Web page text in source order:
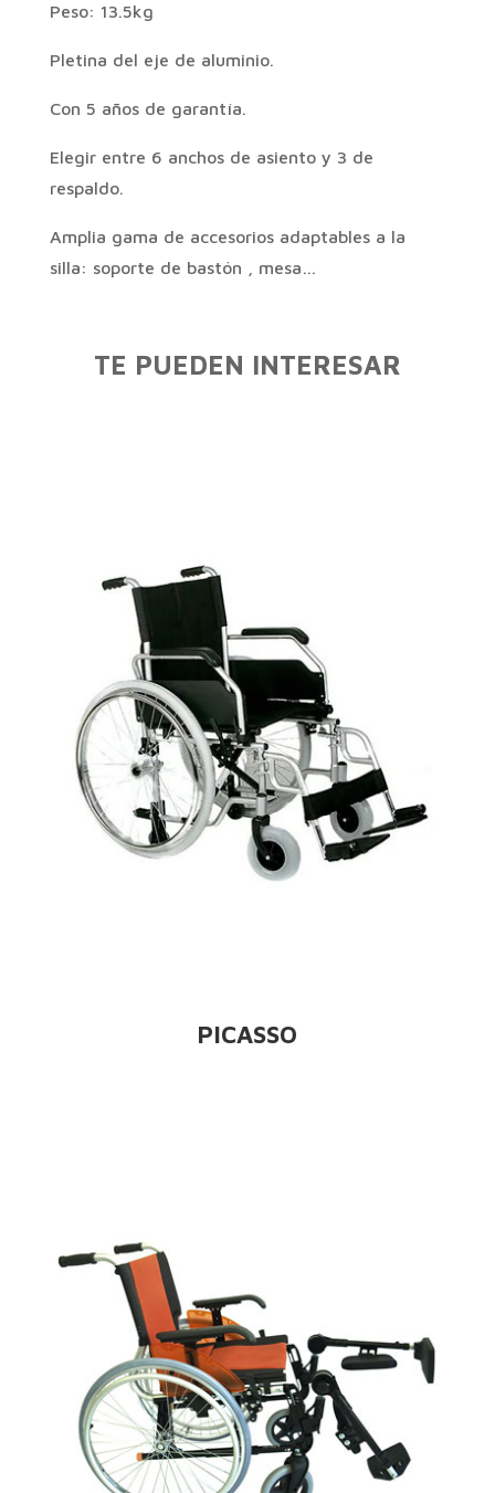
Peso: 13.5kg
Pletina del eje de aluminio.
Con 5 años de garantía.
Elegir entre 6 anchos de asiento y 3 de
respaldo.
Amplia gama de accesorios adaptables a la
silla: soporte de bastón , mesa…
TE PUEDEN INTERESAR
PICASSO